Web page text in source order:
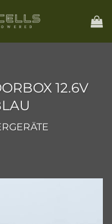
12.6V